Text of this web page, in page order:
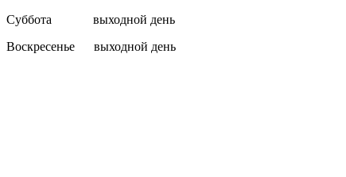
Суббота выходной день
Воскресенье выходной день